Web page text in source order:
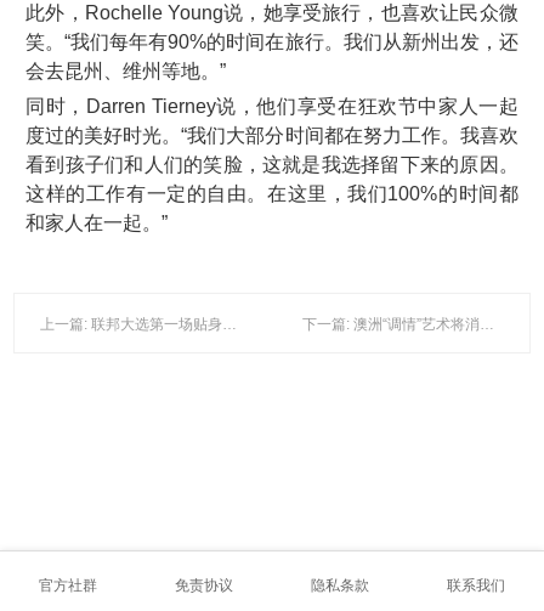
此外，Rochelle Young说，她享受旅行，也喜欢让民众微
笑。“我们每年有90%的时间在旅行。我们从新州出发，还
会去昆州、维州等地。”
同时，Darren Tierney说，他们享受在狂欢节中家人一起
度过的美好时光。“我们大部分时间都在努力工作。我喜欢
看到孩子们和人们的笑脸，这就是我选择留下来的原因。
这样的工作有一定的自由。在这里，我们100%的时间都
和家人在一起。”
官方社群 免责协议 隐私条款 联系我们